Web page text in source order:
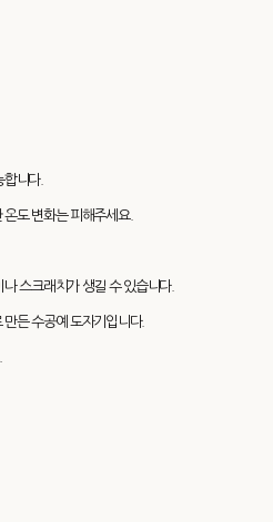
합니다.
도 변화는 피해주세요.
스크래치가 생길 수 있습니다.
든 수공예 도자기입니다.